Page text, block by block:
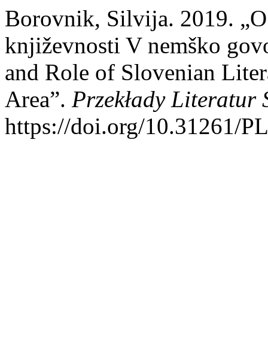
Borovnik, Silvija. 2019.
književnosti V nemško
and Role of Slovenian
Area”. Przekłady Literatur
https://doi.org/10.31261/